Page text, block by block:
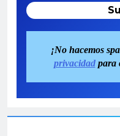
¡No hacemos
privacidadpara